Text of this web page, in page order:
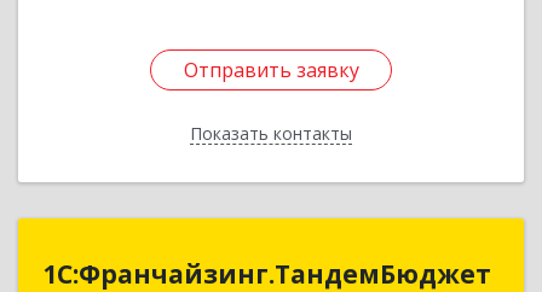
Отправить заявку
Показать контакты
Отправить заявку
Назад
1С:Франчайзинг.ТандемБюджет
1С:Франчайзинг.ТандемБюджет